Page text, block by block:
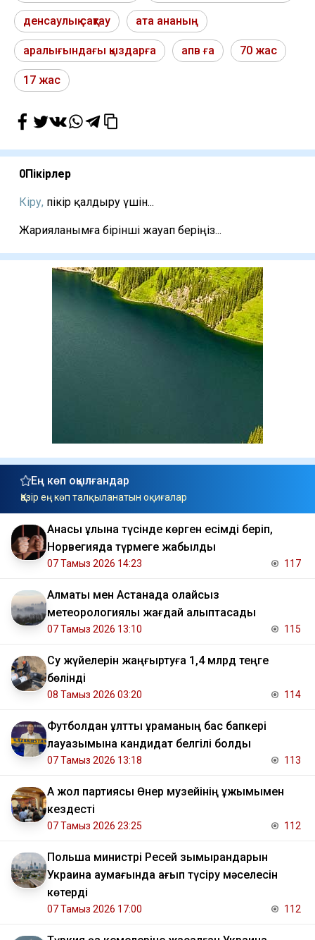
денсаулық сақтау ата ананың
аралығындағы қыздарға апв ға 70 жас
17 жас
0Пікірлер
Кіру, пікір қалдыру үшін...
Жарияланымға бірінші жауап беріңіз...
Ең көп оқылғандар
Қазір ең көп талқыланатын оқиғалар
Анасы ұлына түсінде көрген есімді беріп,
Норвегияда түрмеге жабылды
07 Тамыз 2026 14:23 117
Алматы мен Астанада қолайсыз
метеорологиялық жағдай қалыптасады
07 Тамыз 2026 13:10 115
Су жүйелерін жаңғыртуға 1,4 млрд теңге
бөлінді
08 Тамыз 2026 03:20 114
Футболдан ұлттық құраманың бас бапкері
лауазымына кандидат белгілі болды
07 Тамыз 2026 13:18 113
Ақ жол партиясы Өнер музейінің ұжымымен
кездесті
07 Тамыз 2026 23:25 112
Польша министрі Ресей зымырандарын
Украина аумағында қағып түсіру мәселесін
көтерді
07 Тамыз 2026 17:00 112